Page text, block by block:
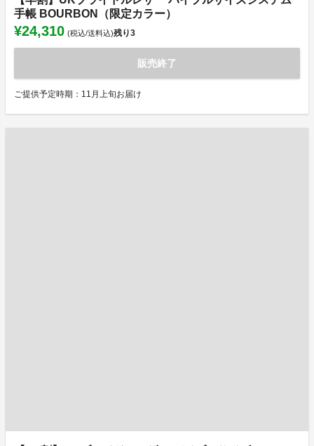
手帳 BOURBON（限定カラー）
¥24,310 (税込/送料込)残り3
販売終了
ご提供予定時期：11月上旬お届け